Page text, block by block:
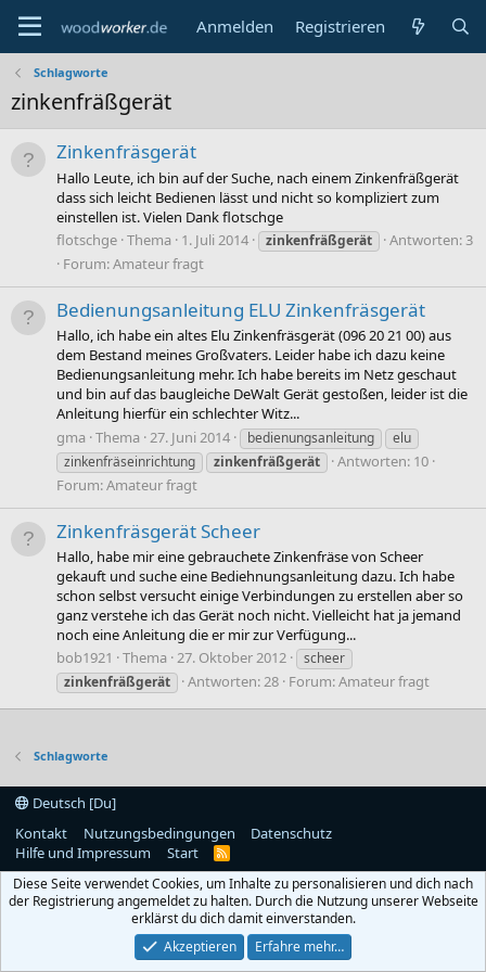
Anmelden Registrieren
Schlagworte
zinkenfräßgerät
Zinkenfräsgerät
Hallo Leute, ich bin auf der Suche, nach einem Zinkenfräßgerät
dass sich leicht Bedienen lässt und nicht so kompliziert zum
einstellen ist. Vielen Dank flotschge
flotschge Thema 1. Juli 2014 zinkenfräßgerät
Antworten: 3
Forum:Amateur fragt
Bedienungsanleitung ELU Zinkenfräsgerät
Hallo, ich habe ein altes Elu Zinkenfräsgerät (096 20 21 00) aus
dem Bestand meines Großvaters. Leider habe ich dazu keine
Bedienungsanleitung mehr. Ich habe bereits im Netz geschaut
und bin auf das baugleiche DeWalt Gerät gestoßen, leider ist die
Anleitung hierfür ein schlechter Witz...
gma Thema 27. Juni 2014 bedienungsanleitung
elu
zinkenfräseinrichtung
zinkenfräßgerät
Antworten: 10
Forum:Amateur fragt
Zinkenfräsgerät Scheer
Hallo, habe mir eine gebrauchete Zinkenfräse von Scheer
gekauft und suche eine Bediehnungsanleitung dazu. Ich habe
schon selbst versucht einige Verbindungen zu erstellen aber so
ganz verstehe ich das Gerät noch nicht. Vielleicht hat ja jemand
noch eine Anleitung die er mir zur Verfügung...
bob1921
Thema 27. Oktober 2012
scheer
zinkenfräßgerät
Antworten: 28 Forum:Amateur fragt
Schlagworte
Deutsch [Du]
Kontakt
Nutzungsbedingungen
Datenschutz
Hilfe und Impressum
Start
R
S
Diese Seite verwendet Cookies, um Inhalte zu personalisieren und dich nach
der Registrierung angemeldet zu halten. Durch die Nutzung unserer Webseite
erklärst du dich damit einverstanden.
Akzeptieren
Erfahre mehr…